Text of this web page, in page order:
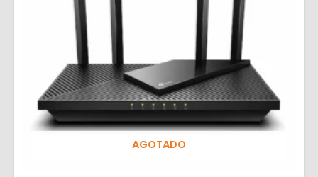
AGOTADO